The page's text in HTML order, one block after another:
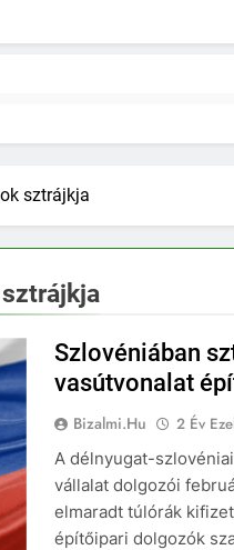
sztrájkja
Szlovéniában
vasútvonalat
Bizalmi.hu 2 Év
A délnyugat-
vállalat dolgozói
elmaradt túlórák
építőipari dolgozók